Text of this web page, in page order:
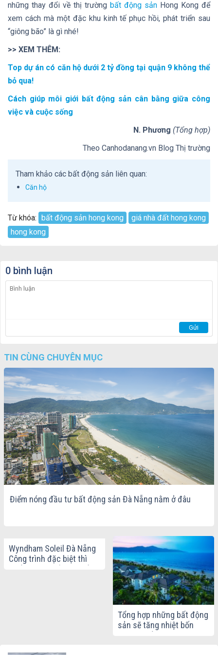
những thay đổi về thị trường bất động sản Hong Kong để
xem cách mà một đặc khu kinh tế phục hồi, phát triển sau
“giông bão” là gì nhé!
>> XEM THÊM:
Top dự án có căn hộ dưới 2 tỷ đồng tại quận 9 không thể
bỏ qua!
Cách giúp môi giới bất động sản cân bằng giữa công
việc và cuộc sống
N. Phương (Tổng hợp)
Theo Canhodanang.vn Blog Thị trường
Tham khảo các bất động sản liên quan:
Căn hộ
Từ khóa: bất động sản hong kong
giá nhà đất hong kong
hong kong
0 bình luận
TIN CÙNG CHUYÊN MỤC
Điểm nóng đầu tư bất động sản Đà Nẵng nằm ở đâu
Wyndham Soleil Đà Nẵng
Công trình đặc biệt thì
Tổng hợp những bất động
sản sẽ tăng nhiệt bốn